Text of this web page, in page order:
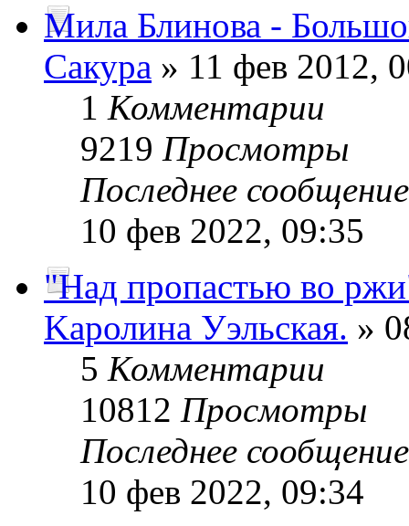
Мила Блинова -
Сакура » 11 фев 2012,
1 Комментарии
9219 Просмотры
Последнее
10 фев 2022, 09:35
"Над пропастью во
Kaролина Уэльская. »
5 Комментарии
10812 Просмотры
Последнее
10 фев 2022, 09:34